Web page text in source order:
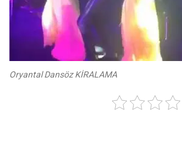
Oryantal Dansöz KİRALAMA